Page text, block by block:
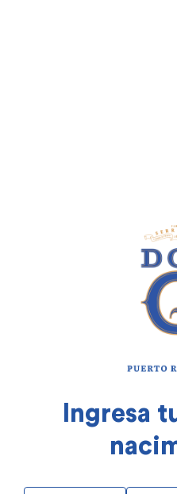
Ingresa